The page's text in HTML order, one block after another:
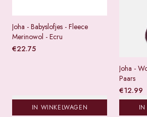
Joha - Babyslofjes - Fleece
Merinowol - Ecru
€22.75
IN WINKELWAGEN
Joha -
Paars
€12.99